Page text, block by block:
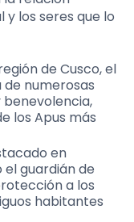
los seres que lo
de Cusco, el
numerosas
benevolencia,
los Apus más
en
guardián de
a los
habitantes